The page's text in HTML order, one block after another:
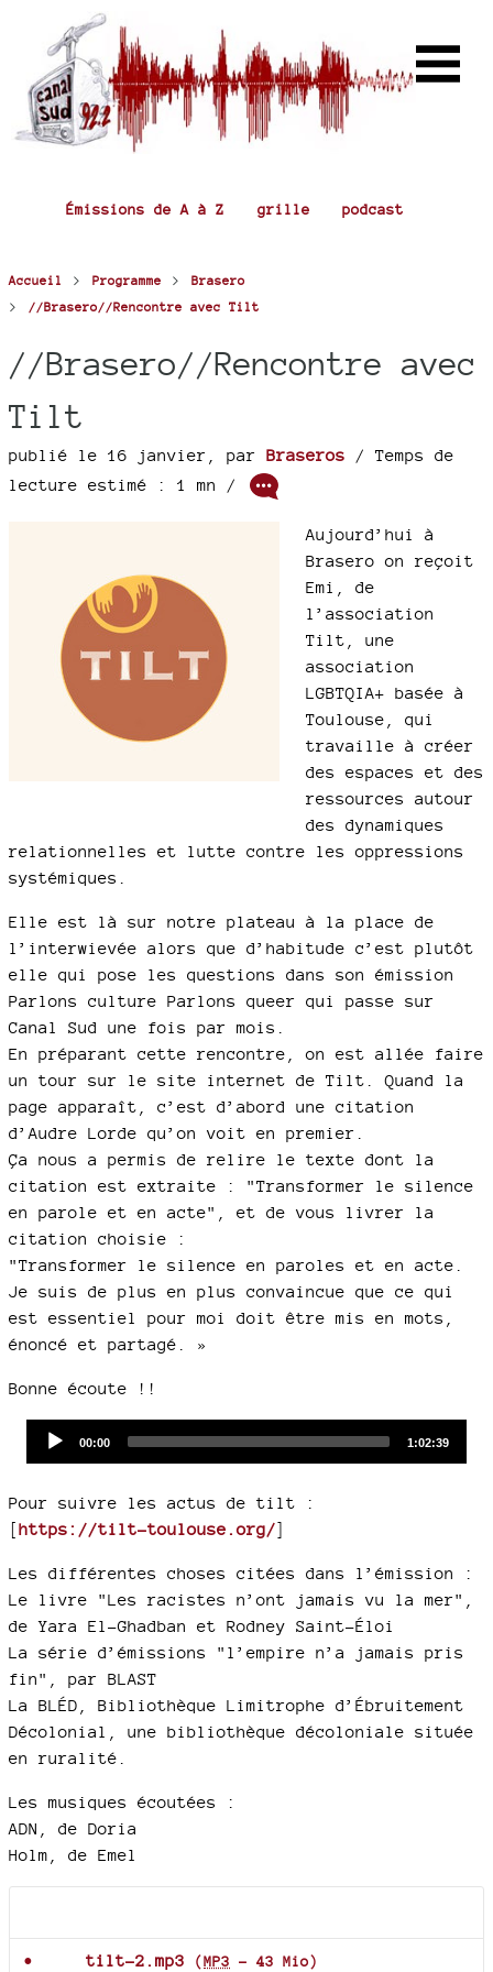
Émissions de A à Z grille podcast
Accueil > Programme > Brasero
> //Brasero//Rencontre avec Tilt
//Brasero//Rencontre avec
Tilt
publié le 16 janvier par Braseros / Temps de
lecture estimé : 1 mn /
Aujourd’hui à
Brasero on reçoit
Emi, de
l’association
Tilt, une
association
LGBTQIA+ basée à
Toulouse, qui
travaille à créer
des espaces et des
ressources autour
des dynamiques
relationnelles et lutte contre les oppressions
systémiques.
Elle est là sur notre plateau à la place de
l’interwievée alors que d’habitude c’est plutôt
elle qui pose les questions dans son émission
Parlons culture Parlons queer qui passe sur
Canal Sud une fois par mois.
En préparant cette rencontre, on est allée faire
un tour sur le site internet de Tilt. Quand la
page apparaît, c’est d’abord une citation
d’Audre Lorde qu’on voit en premier.
Ça nous a permis de relire le texte dont la
citation est extraite : "Transformer le silence
en parole et en acte", et de vous livrer la
citation choisie :
"Transformer le silence en paroles et en acte.
Je suis de plus en plus convaincue que ce qui
est essentiel pour moi doit être mis en mots,
énoncé et partagé. »
Bonne écoute !!
Current
00:00
Total
1:02:39
Pour suivre les actus de tilt :
[https://tilt-toulouse.org/]
Les différentes choses citées dans l’émission :
Le livre "Les racistes n’ont jamais vu la mer",
de Yara El-Ghadban et Rodney Saint-Éloi
La série d’émissions "l’empire n’a jamais pris
fin", par BLAST
La BLÉD, Bibliothèque Limitrophe d’Ébruitement
Décolonial, une bibliothèque décoloniale située
en ruralité.
Les musiques écoutées :
ADN, de Doria
Holm, de Emel
tilt-2.mp3 (MP3 - 43 Mio)